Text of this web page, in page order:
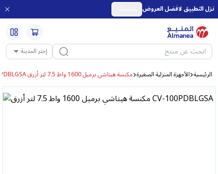
نزل التطبيق لافضل العروض
إختر المدينة
الرئيسية الأجهزة المنزلية الصغيرة مكنسة هيتاشي برميل 1600 واط 7.5 لتر أزرق CV-100PDBLGSA